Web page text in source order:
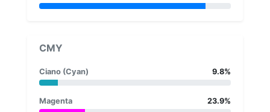
CMY
Ciano (Cyan) 9.8%
Magenta 23.9%